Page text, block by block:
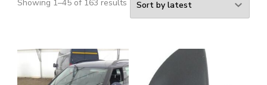
Showing 1–45 of 163 results